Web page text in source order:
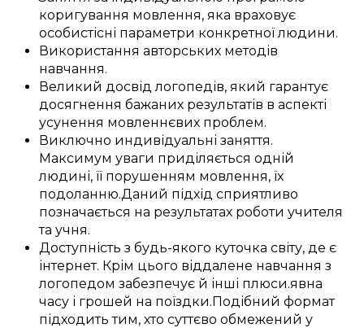
коригування мовлення, яка враховує
особистісні параметри конкретної людини.
Використання авторських методів
навчання.
Великий досвід логопедів, який гарантує
досягнення бажаних результатів в аспекті
усунення мовленнєвих проблем.
Виключно индивідуальні заняття.
Максимум уваги приділяється одній
людині, її порушенням мовлення, їх
подоланню.Даний підхід сприятливо
позначається на результатах роботи учителя
та учня.
Доступність з будь-якого куточка світу, де є
інтернет. Крім цього віддалене навчання з
логопедом забезпечує й інші плюси.явна
часу і грошей на поїздки.Подібний формат
підходить тим, хто суттєво обмежений у